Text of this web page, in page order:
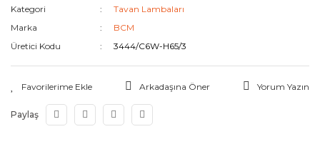
Kategori
Tavan Lambaları
Marka
BCM
Üretici Kodu
3444/C6W-H65/3
Arkadaşına Öner Yorum Yazın
Paylaş